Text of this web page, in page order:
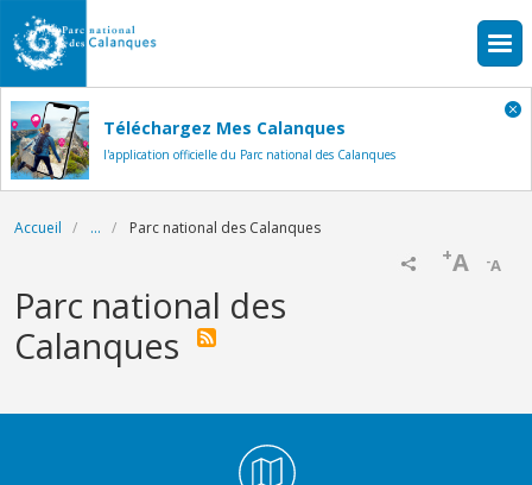
Aller au contenu principal
Téléchargez Mes Calanques
l'application officielle du Parc national des Calanques
Fil d'Ariane
Accueil ... Parc national des Calanques
-A
+A
Parc national des
Calanques